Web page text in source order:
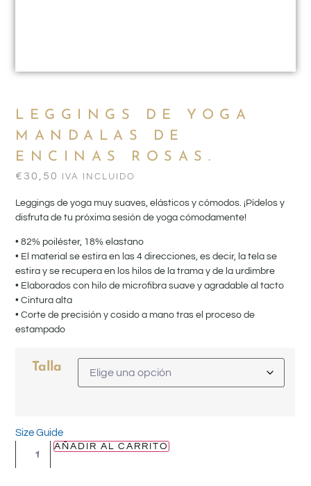
LEGGINGS DE YOGA
MANDALAS DE
ENCINAS ROSAS.
€ 30,50 IVA INCLUIDO
Leggings de yoga muy suaves, elásticos y cómodos. ¡Pídelos y
disfruta de tu próxima sesión de yoga cómodamente!
• 82% poiléster, 18% elastano
• El material se estira en las 4 direcciones, es decir, la tela se
estira y se recupera en los hilos de la trama y de la urdimbre
• Elaborados con hilo de microfibra suave y agradable al tacto
• Cintura alta
• Corte de precisión y cosido a mano tras el proceso de
estampado
Talla
Size Guide
AÑADIR AL CARRITO